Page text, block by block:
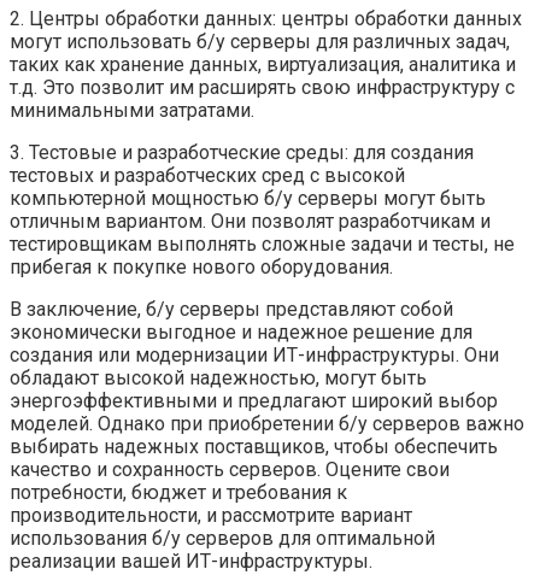
2. Центры обработки данных: центры обработки данных
могут использовать б/у серверы для различных задач,
таких как хранение данных, виртуализация, аналитика и
т.д. Это позволит им расширять свою инфраструктуру с
минимальными затратами.
3. Тестовые и разработческие среды: для создания
тестовых и разработческих сред с высокой
компьютерной мощностью б/у серверы могут быть
отличным вариантом. Они позволят разработчикам и
тестировщикам выполнять сложные задачи и тесты, не
прибегая к покупке нового оборудования.
В заключение, б/у серверы представляют собой
экономически выгодное и надежное решение для
создания или модернизации ИТ-инфраструктуры. Они
обладают высокой надежностью, могут быть
энергоэффективными и предлагают широкий выбор
моделей. Однако при приобретении б/у серверов важно
выбирать надежных поставщиков, чтобы обеспечить
качество и сохранность серверов. Оцените свои
потребности, бюджет и требования к
производительности, и рассмотрите вариант
использования б/у серверов для оптимальной
реализации вашей ИТ-инфраструктуры.